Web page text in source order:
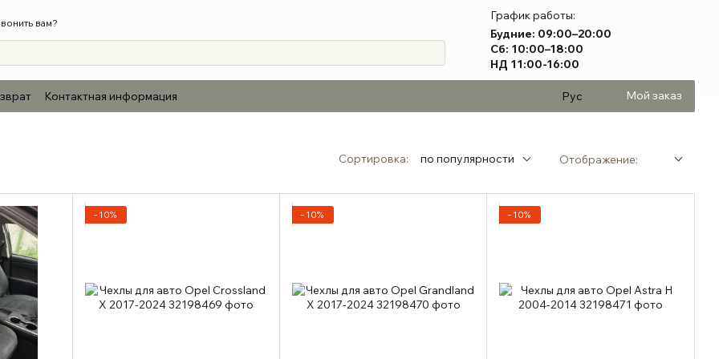
вам?
График работы:
Будние: 09:00–20:00
Сб: 10:00–18:00
НД 11:00-16:00
Контактная информация Рус Мой заказ
Сортировка: по популярности Отображение:
−10% −10% −10%